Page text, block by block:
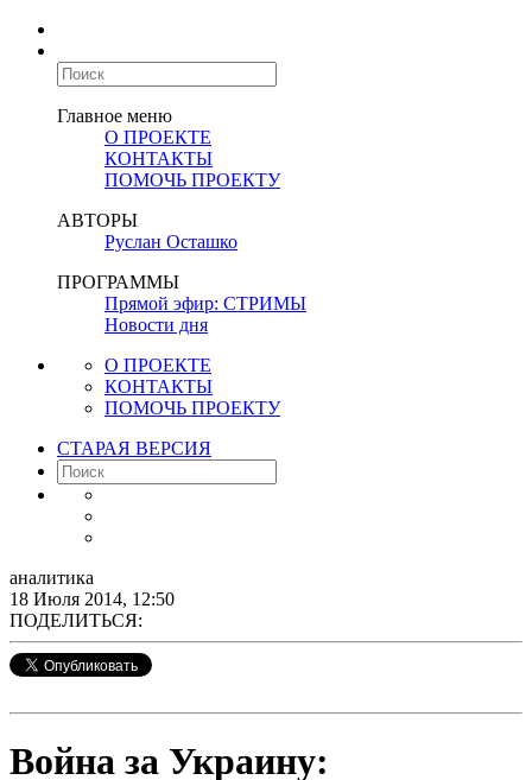
Главное меню
О ПРОЕКТЕ
КОНТАКТЫ
ПОМОЧЬ ПРОЕКТУ
АВТОРЫ
Руслан Осташко
ПРОГРАММЫ
Прямой эфир: СТРИМЫ
Новости дня
О ПРОЕКТЕ
КОНТАКТЫ
ПОМОЧЬ ПРОЕКТУ
СТАРАЯ ВЕРСИЯ
аналитика
18 Июля 2014, 12:50
ПОДЕЛИТЬСЯ:
Война за Украину: